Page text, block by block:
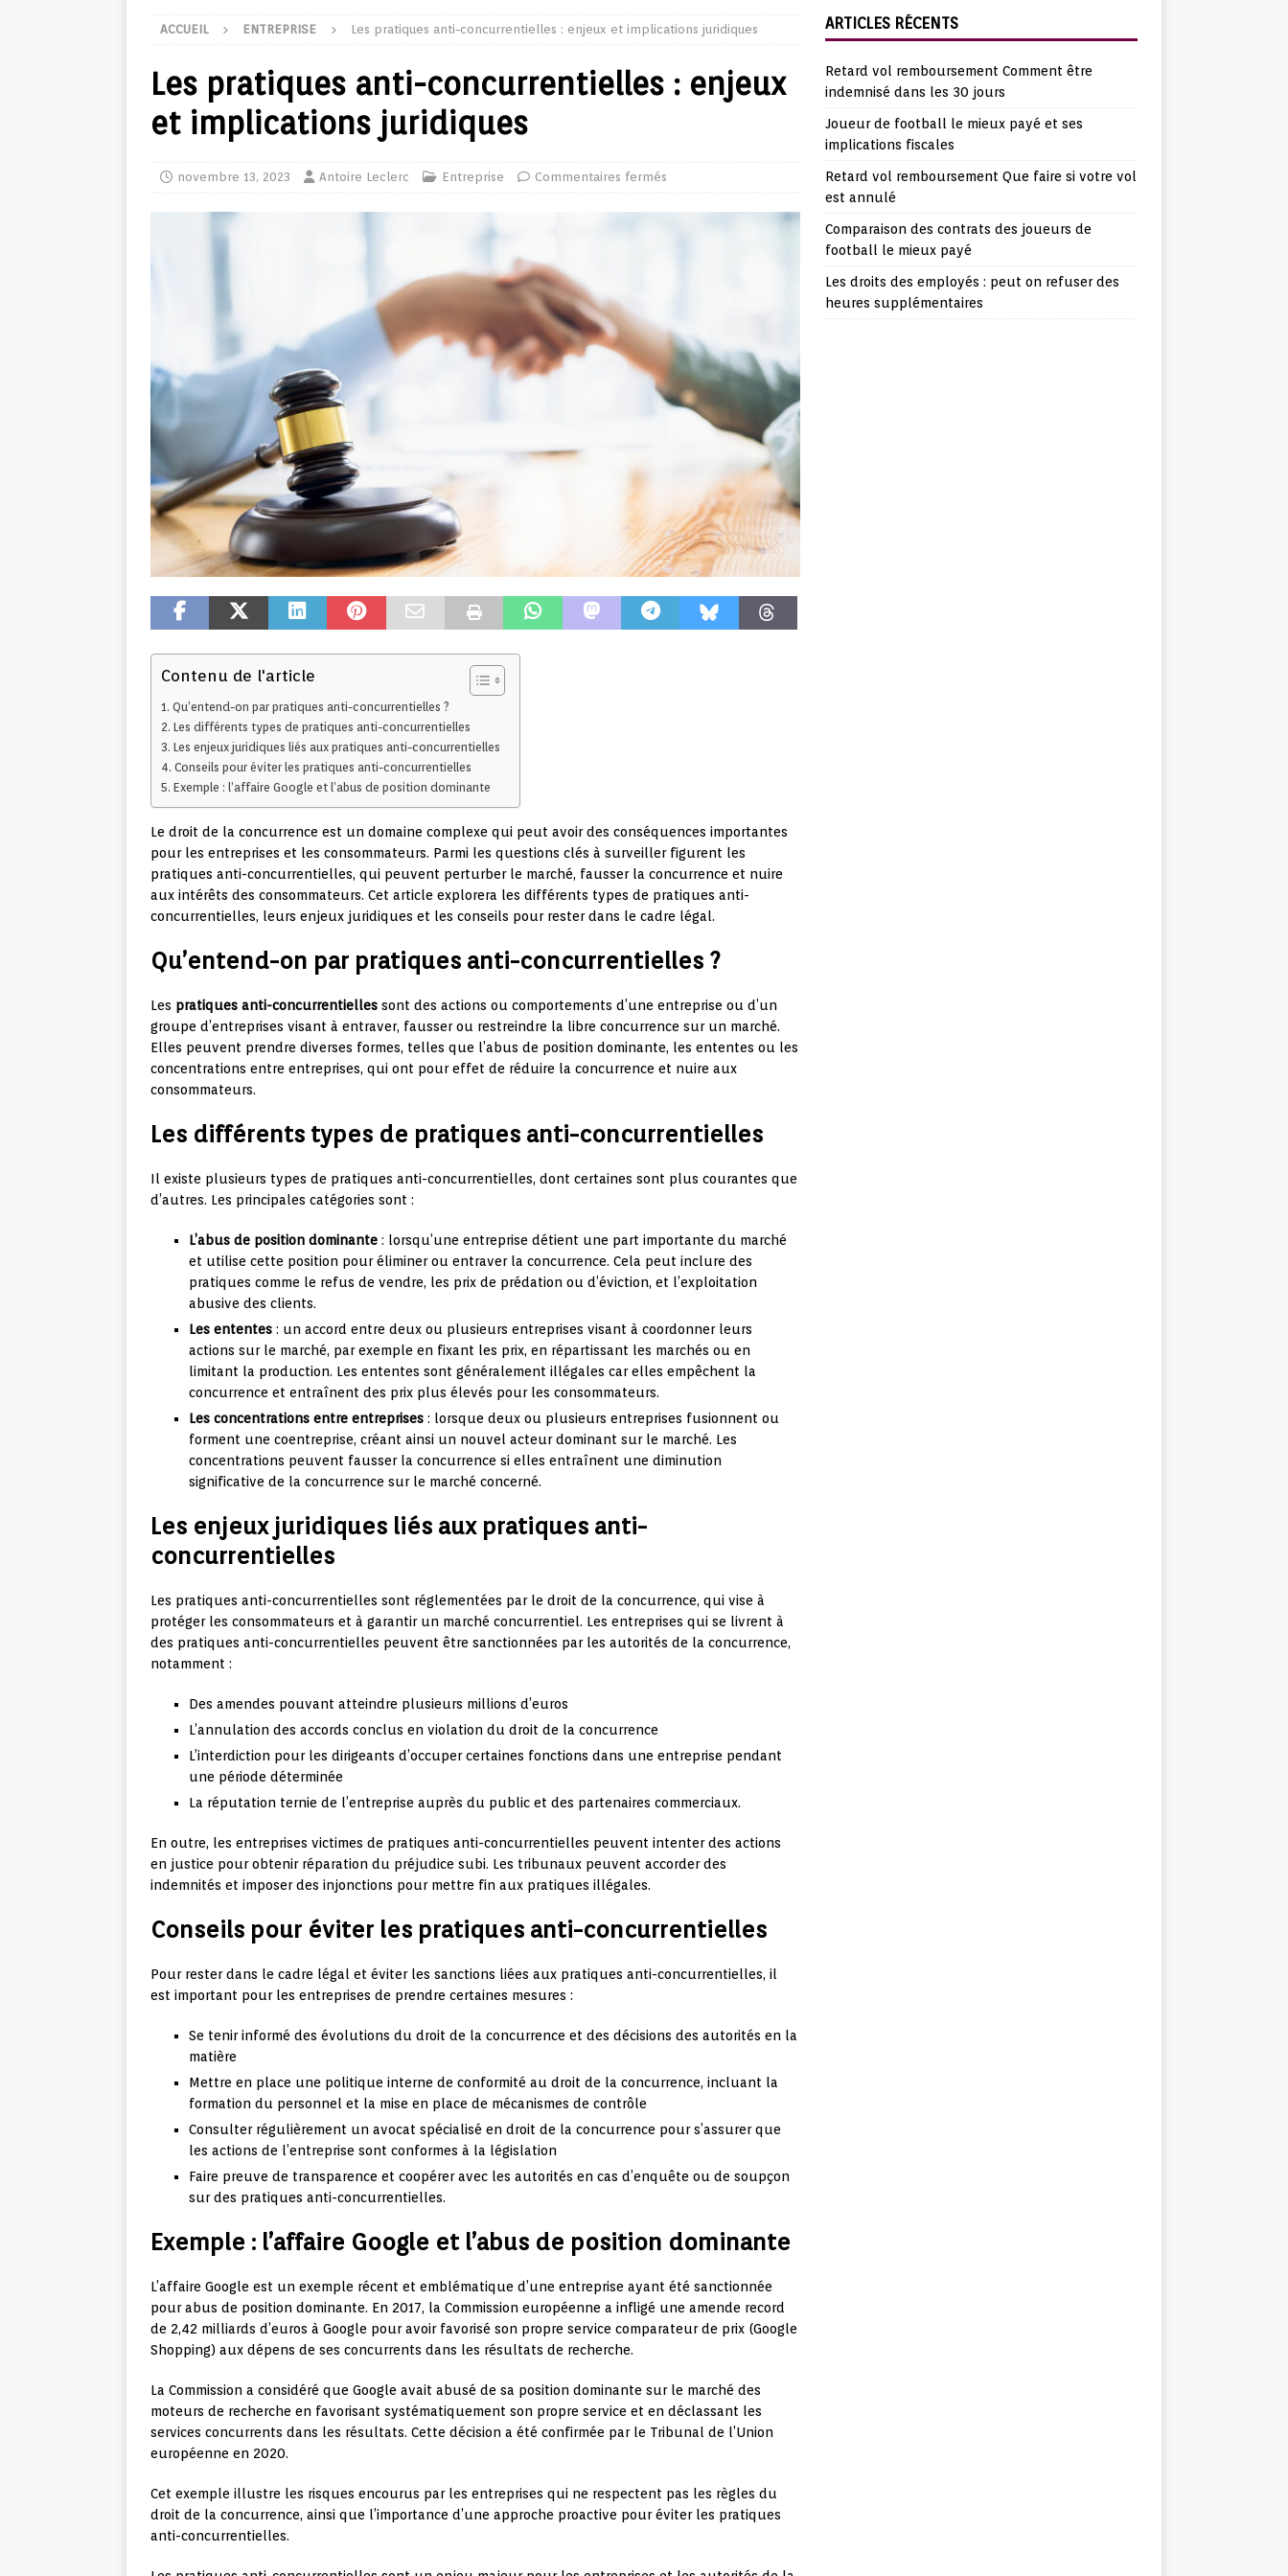
ACCUEIL ENTREPRISE Les pratiques anti-concurrentielles : enjeux et implications juridiques
Les pratiques anti-concurrentielles : enjeux
et implications juridiques
novembre 13, 2023 Antoire Leclerc Entreprise Commentaires fermés
Contenu de l'article
Qu’entend-on par pratiques anti-concurrentielles ?
Les différents types de pratiques anti-concurrentielles
Les enjeux juridiques liés aux pratiques anti-concurrentielles
Conseils pour éviter les pratiques anti-concurrentielles
Exemple : l’affaire Google et l’abus de position dominante
Le droit de la concurrence est un domaine complexe qui peut avoir des conséquences importantes
pour les entreprises et les consommateurs. Parmi les questions clés à surveiller figurent les
pratiques anti-concurrentielles, qui peuvent perturber le marché, fausser la concurrence et nuire
aux intérêts des consommateurs. Cet article explorera les différents types de pratiques anti-
concurrentielles, leurs enjeux juridiques et les conseils pour rester dans le cadre légal.
Qu’entend-on par pratiques anti-concurrentielles ?
Les pratiques anti-concurrentielles sont des actions ou comportements d’une entreprise ou d’un
groupe d’entreprises visant à entraver, fausser ou restreindre la libre concurrence sur un marché.
Elles peuvent prendre diverses formes, telles que l’abus de position dominante, les ententes ou les
concentrations entre entreprises, qui ont pour effet de réduire la concurrence et nuire aux
consommateurs.
Les différents types de pratiques anti-concurrentielles
Il existe plusieurs types de pratiques anti-concurrentielles, dont certaines sont plus courantes que
d’autres. Les principales catégories sont :
L’abus de position dominante : lorsqu’une entreprise détient une part importante du marché
et utilise cette position pour éliminer ou entraver la concurrence. Cela peut inclure des
pratiques comme le refus de vendre, les prix de prédation ou d’éviction, et l’exploitation
abusive des clients.
Les ententes : un accord entre deux ou plusieurs entreprises visant à coordonner leurs
actions sur le marché, par exemple en fixant les prix, en répartissant les marchés ou en
limitant la production. Les ententes sont généralement illégales car elles empêchent la
concurrence et entraînent des prix plus élevés pour les consommateurs.
Les concentrations entre entreprises : lorsque deux ou plusieurs entreprises fusionnent ou
forment une coentreprise, créant ainsi un nouvel acteur dominant sur le marché. Les
concentrations peuvent fausser la concurrence si elles entraînent une diminution
significative de la concurrence sur le marché concerné.
Les enjeux juridiques liés aux pratiques anti-
concurrentielles
Les pratiques anti-concurrentielles sont réglementées par le droit de la concurrence, qui vise à
protéger les consommateurs et à garantir un marché concurrentiel. Les entreprises qui se livrent à
des pratiques anti-concurrentielles peuvent être sanctionnées par les autorités de la concurrence,
notamment :
Des amendes pouvant atteindre plusieurs millions d’euros
L’annulation des accords conclus en violation du droit de la concurrence
L’interdiction pour les dirigeants d’occuper certaines fonctions dans une entreprise pendant
une période déterminée
La réputation ternie de l’entreprise auprès du public et des partenaires commerciaux.
En outre, les entreprises victimes de pratiques anti-concurrentielles peuvent intenter des actions
en justice pour obtenir réparation du préjudice subi. Les tribunaux peuvent accorder des
indemnités et imposer des injonctions pour mettre fin aux pratiques illégales.
Conseils pour éviter les pratiques anti-concurrentielles
Pour rester dans le cadre légal et éviter les sanctions liées aux pratiques anti-concurrentielles, il
est important pour les entreprises de prendre certaines mesures :
Se tenir informé des évolutions du droit de la concurrence et des décisions des autorités en la
matière
Mettre en place une politique interne de conformité au droit de la concurrence, incluant la
formation du personnel et la mise en place de mécanismes de contrôle
Consulter régulièrement un avocat spécialisé en droit de la concurrence pour s’assurer que
les actions de l’entreprise sont conformes à la législation
Faire preuve de transparence et coopérer avec les autorités en cas d’enquête ou de soupçon
sur des pratiques anti-concurrentielles.
Exemple : l’affaire Google et l’abus de position dominante
L’affaire Google est un exemple récent et emblématique d’une entreprise ayant été sanctionnée
pour abus de position dominante. En 2017, la Commission européenne a infligé une amende record
de 2,42 milliards d’euros à Google pour avoir favorisé son propre service comparateur de prix (Google
Shopping) aux dépens de ses concurrents dans les résultats de recherche.
La Commission a considéré que Google avait abusé de sa position dominante sur le marché des
moteurs de recherche en favorisant systématiquement son propre service et en déclassant les
services concurrents dans les résultats. Cette décision a été confirmée par le Tribunal de l’Union
européenne en 2020.
Cet exemple illustre les risques encourus par les entreprises qui ne respectent pas les règles du
droit de la concurrence, ainsi que l’importance d’une approche proactive pour éviter les pratiques
anti-concurrentielles.
ARTICLES RÉCENTS
Retard vol remboursement Comment être
indemnisé dans les 30 jours
Joueur de football le mieux payé et ses
implications fiscales
Retard vol remboursement Que faire si votre vol
est annulé
Comparaison des contrats des joueurs de
football le mieux payé
Les droits des employés : peut on refuser des
heures supplémentaires